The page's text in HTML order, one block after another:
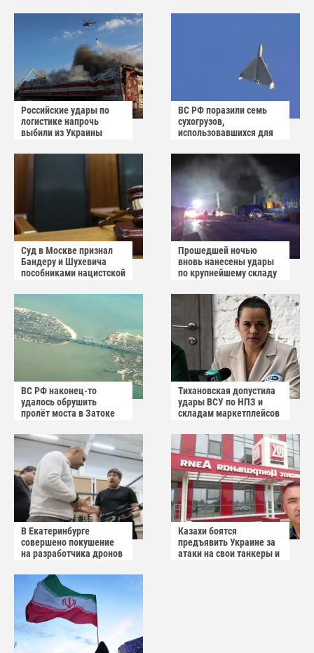
Славянска
Российские удары по
логистике напрочь
выбили из Украины
ВС РФ поразили семь
сухогрузов,
использовавшихся для
Суд в Москве признал
Бандеру и Шухевича
пособниками нацистской
Прошедшей ночью
вновь нанесены удары
по крупнейшему складу
маркетплейса Rozetka
ВС РФ наконец-то
удалось обрушить
пролёт моста в Затоке
Тихановская допустила
удары ВСУ по НПЗ и
складам маркетплейсов
В Екатеринбурге
совершено покушение
на разработчика дронов
Казахи боятся
предъявить Украине за
атаки на свои танкеры и